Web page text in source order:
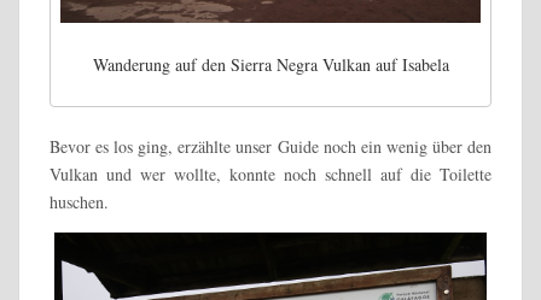
Wanderung auf den Sierra Negra Vulkan auf Isabela
Bevor es los ging, erzählte unser Guide noch ein wenig über den
Vulkan und wer wollte, konnte noch schnell auf die Toilette
huschen.